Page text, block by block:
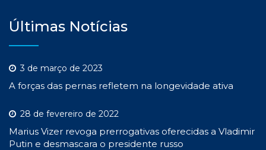
Últimas Notícias
3 de março de 2023
A forças das pernas refletem na longevidade ativa
28 de fevereiro de 2022
Marius Vizer revoga prerrogativas oferecidas a Vladimir
Putin e desmascara o presidente russo